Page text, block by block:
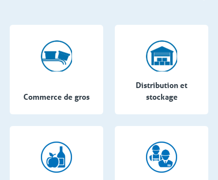
Commerce de gros
Distribution et
stockage